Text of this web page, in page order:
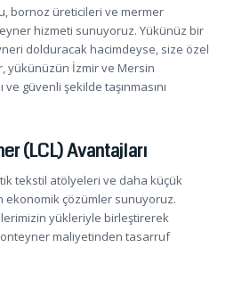
bornoz üreticileri ve mermer
hizmeti sunuyoruz. Yükünüz bir
dolduracak hacimdeyse, size özel
yükünüzün İzmir ve Mersin
ve güvenli şekilde taşınmasını
(LCL) Avantajları
tekstil atölyeleri ve daha küçük
ekonomik çözümler sunuyoruz.
yükleriyle birleştirerek
maliyetinden tasarruf